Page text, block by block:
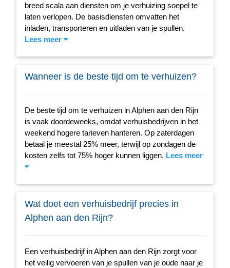
breed scala aan diensten om je verhuizing soepel te
laten verlopen. De basisdiensten omvatten het
inladen, transporteren en uitladen van je spullen.
Lees meer
Wanneer is de beste tijd om te verhuizen?
De beste tijd om te verhuizen in Alphen aan den Rijn
is vaak doordeweeks, omdat verhuisbedrijven in het
weekend hogere tarieven hanteren. Op zaterdagen
betaal je meestal 25% meer, terwijl op zondagen de
kosten zelfs tot 75% hoger kunnen liggen. Lees meer
Wat doet een verhuisbedrijf precies in
Alphen aan den Rijn?
Een verhuisbedrijf in Alphen aan den Rijn zorgt voor
het veilig vervoeren van je spullen van je oude naar je